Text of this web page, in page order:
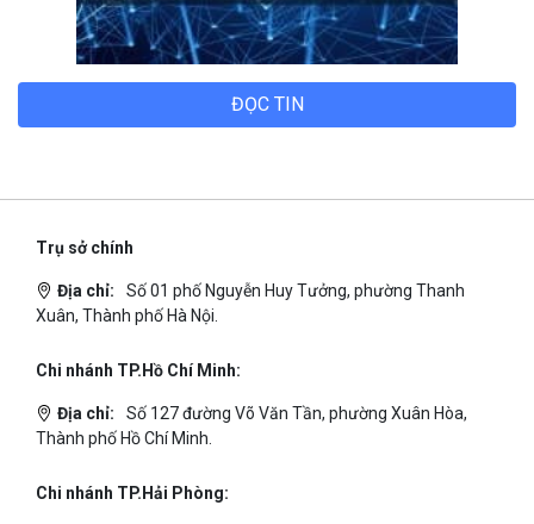
ĐỌC TIN
Trụ sở chính
Địa chỉ:
Số 01 phố Nguyễn Huy Tưởng, phường Thanh
Xuân, Thành phố Hà Nội.
Chi nhánh TP.Hồ Chí Minh:
Địa chỉ:
Số 127 đường Võ Văn Tần, phường Xuân Hòa,
Thành phố Hồ Chí Minh.
Chi nhánh TP.Hải Phòng: